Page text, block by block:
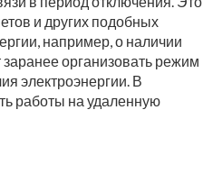
и других подобных
например, о наличии
организовать режим
электроэнергии. В
работы на удаленную